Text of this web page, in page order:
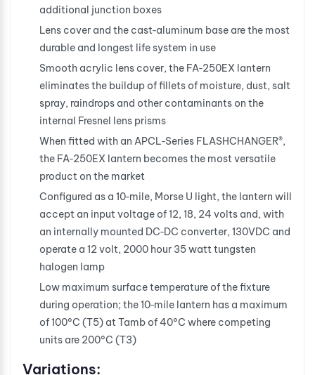
additional junction boxes
Lens cover and the cast‐aluminum base are the most
durable and longest life system in use
Smooth acrylic lens cover, the FA‐250EX lantern
eliminates the buildup of fillets of moisture, dust, salt
spray, raindrops and other contaminants on the
internal Fresnel lens prisms
When fitted with an APCL‐Series FLASHCHANGER®,
the FA‐250EX lantern becomes the most versatile
product on the market
Configured as a 10‐mile, Morse U light, the lantern will
accept an input voltage of 12, 18, 24 volts and, with
an internally mounted DC‐DC converter, 130VDC and
operate a 12 volt, 2000 hour 35 watt tungsten
halogen lamp
Low maximum surface temperature of the fixture
during operation; the 10‐mile lantern has a maximum
of 100°C (T5) at Tamb of 40°C where competing
units are 200°C (T3)
Variations: